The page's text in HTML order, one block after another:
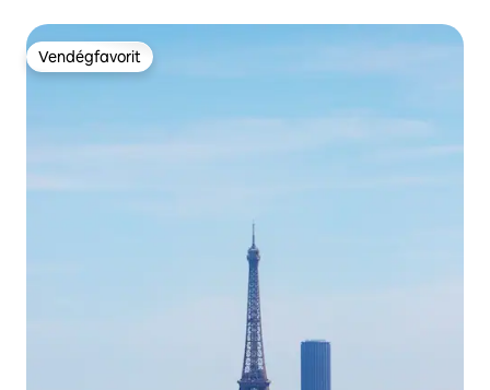
Vendégfavorit
Vendégfavorit